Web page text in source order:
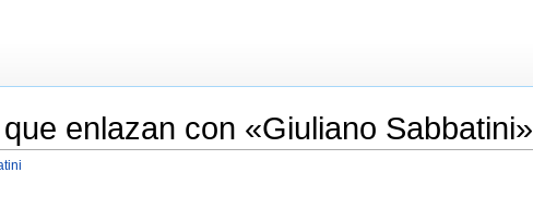
enlazan con «Giuliano Sabbatini»